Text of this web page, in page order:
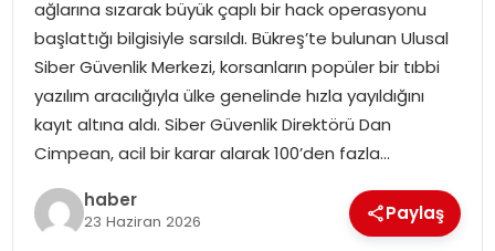
ağlarına sızarak büyük çaplı bir hack operasyonu
başlattığı bilgisiyle sarsıldı. Bükreş’te bulunan Ulusal
Siber Güvenlik Merkezi, korsanların popüler bir tıbbi
yazılım aracılığıyla ülke genelinde hızla yayıldığını
kayıt altına aldı. Siber Güvenlik Direktörü Dan
Cimpean, acil bir karar alarak 100’den fazla…
haber
23 Haziran 2026 Paylaş